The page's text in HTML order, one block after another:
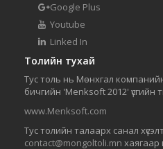
Google Plus
Youtube
Linked In
Толийн тухай
Тус толь нь Мөнхгал
бичгийн 'Menksoft 2012' үсгийн
www.Menksoft.com
Тус толийн талаарх санал
contact@mongoltoli.mn хаягаар